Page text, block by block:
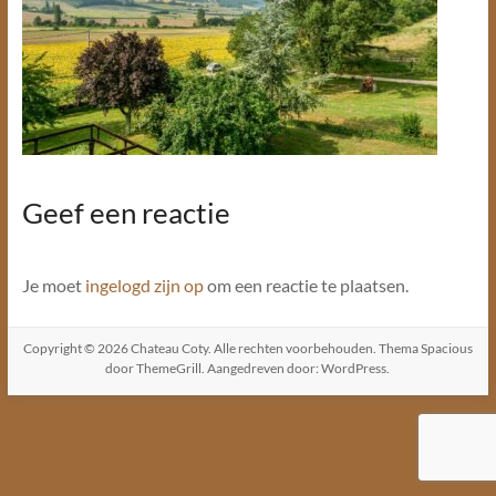
Geef een reactie
Je moet ingelogd zijn opom een reactie te plaatsen.
Copyright © 2026Chateau Coty. Alle rechten voorbehouden. ThemaSpacious
door ThemeGrill. Aangedreven door:WordPress.